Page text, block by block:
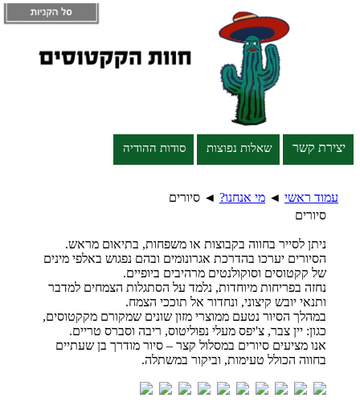
סודות ההודיה שאלות נפוצות יצירת קשר
עמוד ראשי ◄ מי אנחנו? ◄ סיורים
סיורים
ניתן לסייר בחווה בקבוצות או משפחות, בתיאום מראש.
הסיורים יערכו בהדרכת אגרונומים ובהם נפגוש באלפי מינים
של קקטוסים וסוקולנטים מרהיבים ביופיים.
נחזה בפריחות מיוחדות, נלמד על הסתגלות הצמחים למדבר
ותנאי יובש קיצוני, ונחדור אל תוככי הצמח.
במהלך הסיור נטעם ממוצרי מזון שונים שמקורם מקקטוסים,
כגון: יין צבר, צ'יפס מעלי נפוליטוס, ריבה וסברס טריים.
אנו מציעים סיורים במסלול קצר – סיור מודרך בן שעתיים
בחווה הכולל טעימות, וביקור במשתלה.